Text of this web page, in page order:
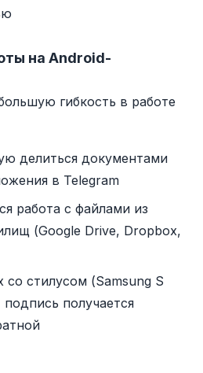
на Android-
гибкость в работе
делиться документами
в Telegram
работа с файлами из
(Google Drive, Dropbox,
со стилусом (Samsung S
получается